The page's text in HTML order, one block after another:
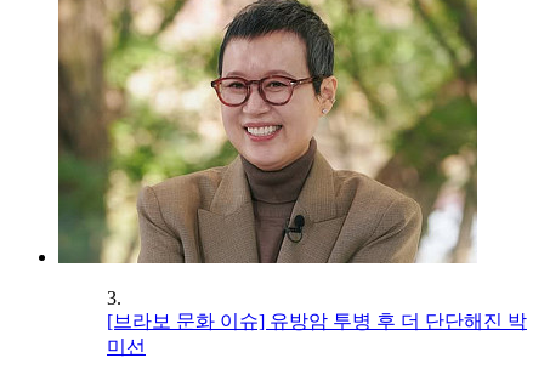
3.
[브라보 문화 이슈] 유방암 투병 후 더 단단해진 박
미선